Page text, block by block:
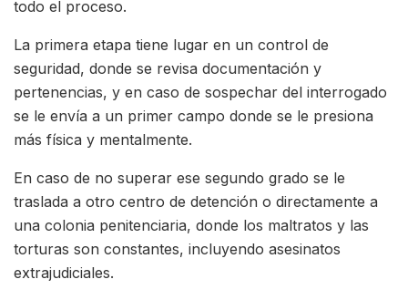
todo el proceso.
La primera etapa tiene lugar en un control de
seguridad, donde se revisa documentación y
pertenencias, y en caso de sospechar del interrogado
se le envía a un primer campo donde se le presiona
más física y mentalmente.
En caso de no superar ese segundo grado se le
traslada a otro centro de detención o directamente a
una colonia penitenciaria, donde los maltratos y las
torturas son constantes, incluyendo asesinatos
extrajudiciales.